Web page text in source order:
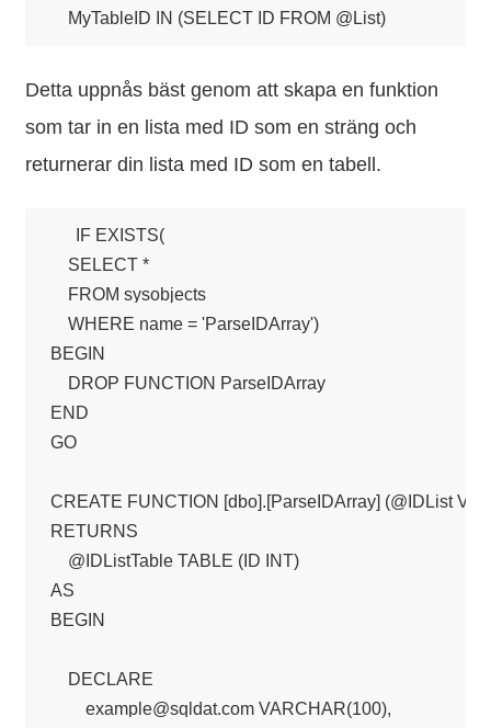
    MyTableID IN (SELECT ID FROM @List)
Detta uppnås bäst genom att skapa en funktion
som tar in en lista med ID som en sträng och
returnerar din lista med ID som en tabell.
IF EXISTS(
    SELECT *
    FROM sysobjects
    WHERE name = 'ParseIDArray')
BEGIN
    DROP FUNCTION ParseIDArray
END
GO
CREATE FUNCTION [dbo].[ParseIDArray] (@IDList
RETURNS
    @IDListTable TABLE (ID INT)
AS
BEGIN
    DECLARE
        example@sqldat.com VARCHAR(100),